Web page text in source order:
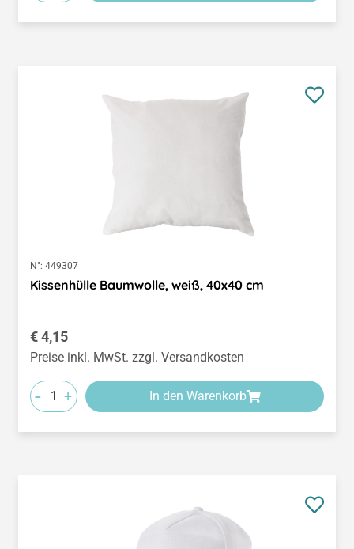
N°: 449307
Kissenhülle Baumwolle, weiß, 40x40 cm
Regulärer Preis:
€ 4,15
Preise inkl. MwSt. zzgl. Versandkosten
- + In den Warenkorb